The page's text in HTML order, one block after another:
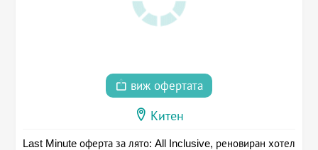
виж офертата
Китен
Last Minute оферта за лято: All Inclusive, реновиран хотел